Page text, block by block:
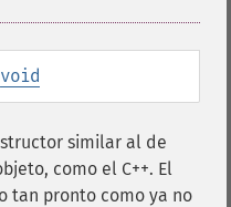
void
similar al de
como el C++. El
tan pronto como ya no